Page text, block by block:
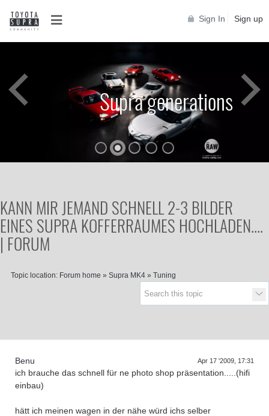
Sign In Sign up
Supra generations
Supra generations
KANN MIR JEMAND SCHNELL 2-3 BILDER
EINES SUPRA KOFFERRAUMES HOCHLADEN....
| FORUM
Topic location: Forum home » Supra MK4 » Tuning
Benu Apr 17 '2009, 17:31
ich brauche das schnell für ne photo shop präsentation.....(hifi
einbau)
hätt ich meinen wagen in der nähe würd ichs selber